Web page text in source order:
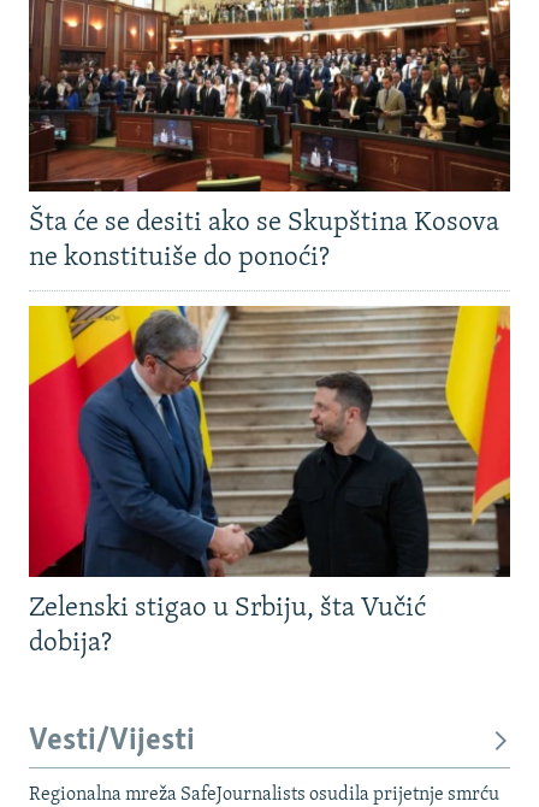
Šta će se desiti ako se Skupština Kosova
ne konstituiše do ponoći?
Zelenski stigao u Srbiju, šta Vučić
dobija?
Vesti/Vijesti
Regionalna mreža SafeJournalists osudila prijetnje smrću